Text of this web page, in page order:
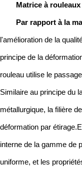
Matrice à
Par rapport à la
l'amélioration de la
principe de la
rouleau utilise le
Similaire au principe du
métallurgique, la filière
déformation par
interne de la gamme de
uniforme, et les